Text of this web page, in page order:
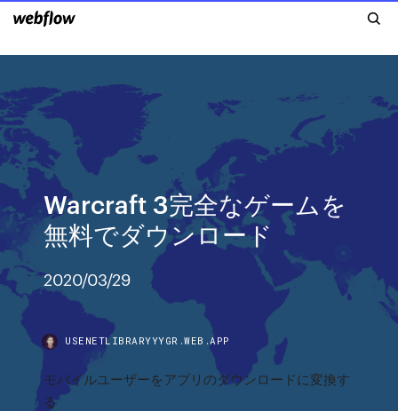
Warcraft 3完全なゲームを
無料でダウンロード
2020/03/29
USENETLIBRARYYYGR.WEB.APP
モバイルユーザーをアプリのダウンロードに変換す
る